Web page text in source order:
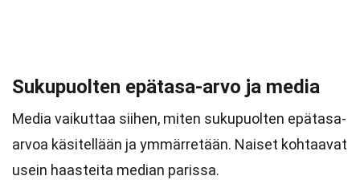
Sukupuolten epätasa-arvo ja media
Media vaikuttaa siihen, miten sukupuolten epätasa-
arvoa käsitellään ja ymmärretään. Naiset kohtaavat
usein haasteita median parissa.